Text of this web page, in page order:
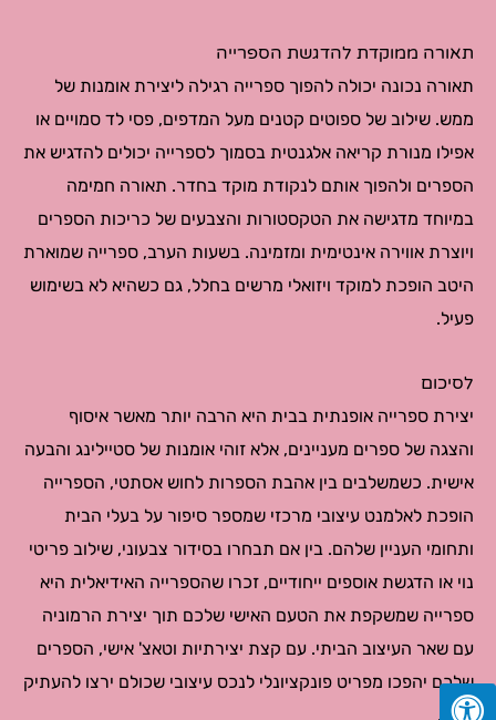
תאורה ממוקדת להדגשת הספרייה
תאורה נכונה יכולה להפוך ספרייה רגילה ליצירת אומנות של
ממש. שילוב של ספוטים קטנים מעל המדפים, פסי לד סמויים או
אפילו מנורת קריאה אלגנטית בסמוך לספרייה יכולים להדגיש את
הספרים ולהפוך אותם לנקודת מוקד בחדר. תאורה חמימה
במיוחד מדגישה את הטקסטורות והצבעים של כריכות הספרים
ויוצרת אווירה אינטימית ומזמינה. בשעות הערב, ספרייה שמוארת
היטב הופכת למוקד ויזואלי מרשים בחלל, גם כשהיא לא בשימוש
פעיל.
לסיכום
יצירת ספרייה אופנתית בבית היא הרבה יותר מאשר איסוף
והצגה של ספרים מעניינים, אלא זוהי אומנות של סטיילינג והבעה
אישית. כשמשלבים בין אהבת הספרות לחוש אסתטי, הספרייה
הופכת לאלמנט עיצובי מרכזי שמספר סיפור על בעלי הבית
ותחומי העניין שלהם. בין אם תבחרו בסידור צבעוני, שילוב פריטי
נוי או הדגשת אוספים ייחודיים, זכרו שהספרייה האידיאלית היא
ספרייה שמשקפת את הטעם האישי שלכם תוך יצירת הרמוניה
עם שאר העיצוב הביתי. עם קצת יצירתיות וטאצ' אישי, הספרים
שלכם יהפכו מפריט פונקציונלי לנכס עיצובי שכולם ירצו להעתיק
מכם.